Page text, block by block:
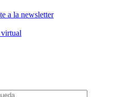
a la newsletter